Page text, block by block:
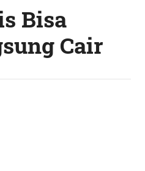
Bisa
Cair